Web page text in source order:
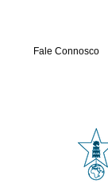
Fale Connosco